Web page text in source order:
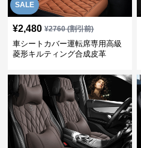
SALE
¥2,480 ¥2760(割引前)
車シートカバー運転席専用高級
菱形キルティング合成皮革